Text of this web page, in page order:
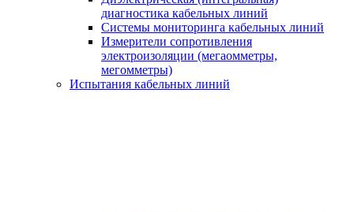
диагностика кабельных линий
Системы мониторинга кабельных линий
Измерители сопротивления
электроизоляции (мегаомметры,
мегомметры)
Испытания кабельных линий